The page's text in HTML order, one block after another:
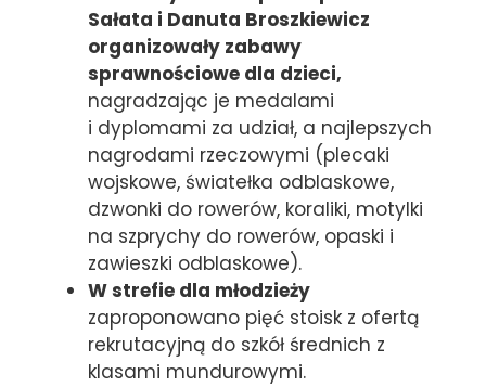
Sałata i Danuta Broszkiewicz
organizowały zabawy
sprawnościowe dla dzieci,
nagradzając je medalami
i dyplomami za udział, a najlepszych
nagrodami rzeczowymi (plecaki
wojskowe, światełka odblaskowe,
dzwonki do rowerów, koraliki, motylki
na szprychy do rowerów, opaski i
zawieszki odblaskowe).
W strefie dla młodzieży
zaproponowano pięć stoisk z ofertą
rekrutacyjną do szkół średnich z
klasami mundurowymi.